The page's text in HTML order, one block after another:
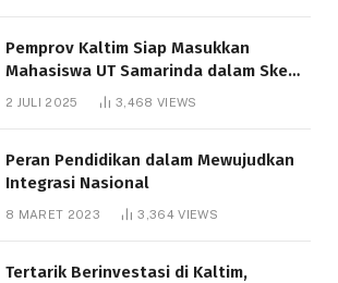
Pemprov Kaltim Siap Masukkan
Mahasiswa UT Samarinda dalam Skema
Bantuan Pendidikan Gratispol
2 JULI 2025 3,468 VIEWS
Peran Pendidikan dalam Mewujudkan
Integrasi Nasional
8 MARET 2023 3,364VIEWS
Tertarik Berinvestasi di Kaltim,